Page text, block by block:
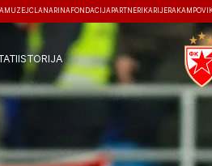
MUZEJČLANARINA FONDACIJA PARTNERI KARIJERA KAMPOVI
ISTORIJA